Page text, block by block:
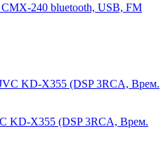
240 bluetooth, USB, FM
KD-X355 (DSP 3RCA, Врем.